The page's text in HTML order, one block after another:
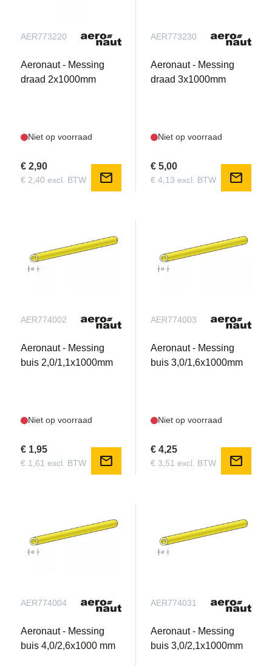
AER773220
Aeronaut - Messing
draad 2x1000mm
Niet op voorraad
€ 2,90
€ 2,40 excl. BTW mail
AER773230
Aeronaut - Messing
draad 3x1000mm
Niet op voorraad
€ 5,00
€ 4,13 excl. BTW mail
AER774002
Aeronaut - Messing
buis 2,0/1,1x1000mm
Niet op voorraad
€ 1,95
€ 1,61 excl. BTW mail
AER774003
Aeronaut - Messing
buis 3,0/1,6x1000mm
Niet op voorraad
€ 4,25
€ 3,51 excl. BTW mail
AER774004
Aeronaut - Messing
buis 4,0/2,6x1000 mm
AER774031
Aeronaut - Messing
buis 3,0/2,1x1000mm